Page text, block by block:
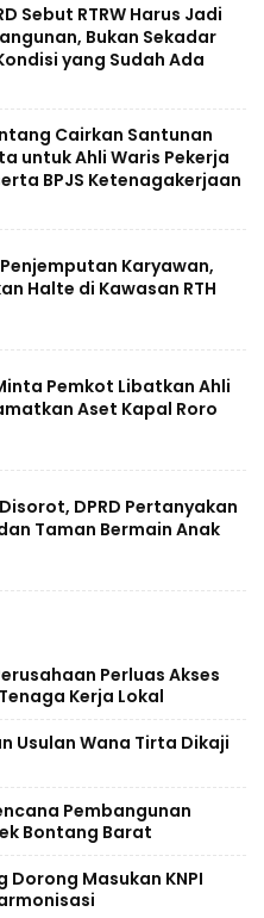
Sebut RTRW Harus Jadi
Bukan Sekadar
yang Sudah Ada
Cairkan Santunan
untuk Ahli Waris Pekerja
BPJS Ketenagakerjaan
Karyawan,
Halte di Kawasan RTH
Pemkot Libatkan Ahli
Aset Kapal Roro
DPRD Pertanyakan
Taman Bermain Anak
Perluas Akses
Kerja Lokal
Usulan Wana Tirta Dikaji
Pembangunan
Bontang Barat
Dorong Masukan KNPI